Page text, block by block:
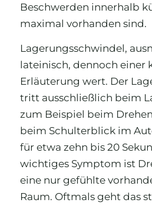
Beschwerden innerhalb
maximal vorhanden sind.
Lagerungsschwindel,
lateinisch, dennoch einer
Erläuterung wert. Der
tritt ausschließlich beim
zum Beispiel beim
beim Schulterblick im
für etwa zehn bis 20
wichtiges Symptom ist
eine nur gefühlte
Raum. Oftmals geht das